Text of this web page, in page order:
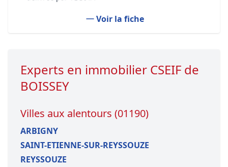
Voir la fiche
Experts en immobilier CSEIF de
BOISSEY
Villes aux alentours (01190)
ARBIGNY
SAINT-ETIENNE-SUR-REYSSOUZE
REYSSOUZE